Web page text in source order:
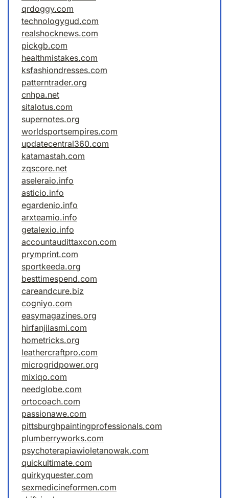
qrdoggy.com
technologygud.com
realshocknews.com
pickgb.com
healthmistakes.com
ksfashiondresses.com
patterntrader.org
cnhpa.net
sitalotus.com
supernotes.org
worldsportsempires.com
updatecentral360.com
katamastah.com
zqscore.net
aseleraio.info
asticio.info
egardenio.info
arxteamio.info
getalexio.info
accountaudittaxcon.com
prymprint.com
sportkeeda.org
besttimespend.com
careandcure.biz
cogniyo.com
easymagazines.org
hirfanjilasmi.com
hometricks.org
leathercraftpro.com
microgridpower.org
mixiqo.com
needglobe.com
ortocoach.com
passionawe.com
pittsburghpaintingprofessionals.com
plumberryworks.com
psychoterapiawioletanowak.com
quickultimate.com
quirkyquester.com
sexmedicineformen.com